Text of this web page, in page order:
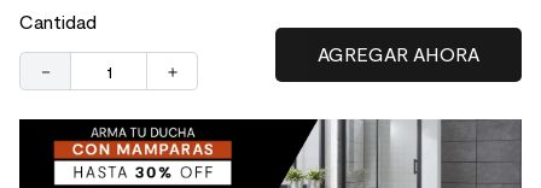
Cantidad
＋
－